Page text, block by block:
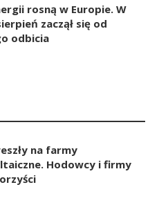
rosną w Europie. W
zaczął się od
odbicia
na farmy
Hodowcy i firmy